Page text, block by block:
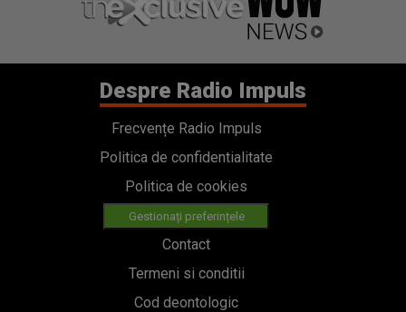
Despre Radio Impuls
Frecvențe Radio Impuls
Politica de confidentialitate
Politica de cookies
Gestionați preferințele
Contact
Termeni si conditii
Cod deontologic